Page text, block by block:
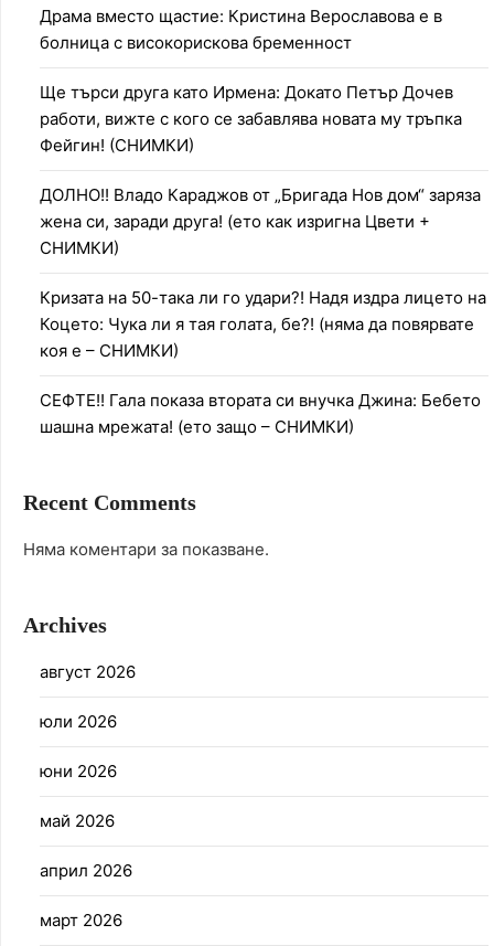
Драма вместо щастие: Кристина Верославова е в
болница с високорискова бременност
Ще търси друга като Ирмена: Докато Петър Дочев
работи, вижте с кого се забавлява новата му тръпка
Фейгин! (СНИМКИ)
ДОЛНО!! Владо Караджов от „Бригада Нов дом“ заряза
жена си, заради друга! (ето как изригна Цвети +
СНИМКИ)
Кризата на 50-така ли го удари?! Надя издра лицето на
Коцето: Чука ли я тая голата, бе?! (няма да повярвате
коя е – СНИМКИ)
СЕФТЕ!! Гала показа втората си внучка Джина: Бебето
шашна мрежата! (ето защо – СНИМКИ)
Recent Comments
Няма коментари за показване.
Archives
август 2026
юли 2026
юни 2026
май 2026
април 2026
март 2026